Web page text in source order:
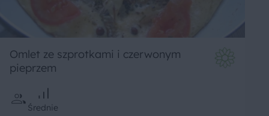
Omlet ze szprotkami i czerwonym
pieprzem
Średnie